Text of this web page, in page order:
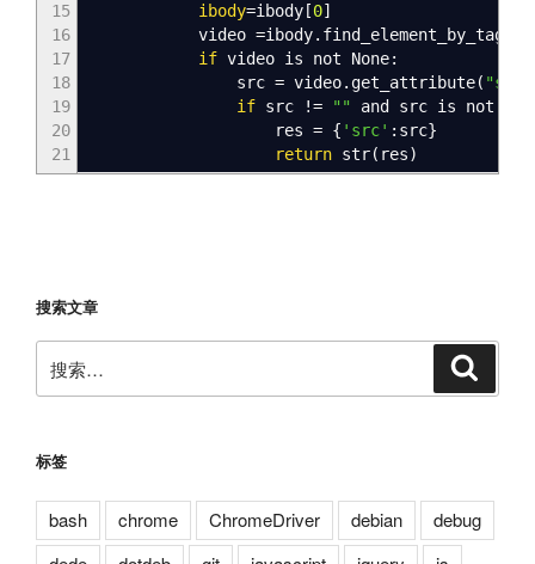
15
16
17
18
19
20
21
ibody=ibody [0]
video
if video is not
src = video.get_attribute( "src"
if src != "" and src
res = { 'src' :src}
return str( res)
搜索文章
索：
标签
bash chrome ChromeDriver debian
debug